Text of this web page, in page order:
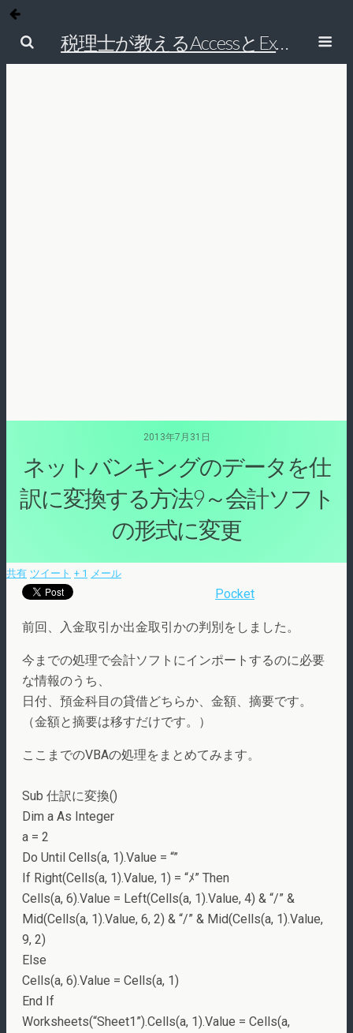
税理士が教えるAccessとExcelで経理の仕事を効率的にする方法
2013年7月31日
ネットバンキングのデータを仕
訳に変換する方法9～会計ソフト
の形式に変更
共有 ツイート + 1 メール
Pocket
前回、入金取引か出金取引かの判別をしました。
今までの処理で会計ソフトにインポートするのに必要
な情報のうち、
日付、預金科目の貸借どちらか、金額、摘要です。
（金額と摘要は移すだけです。）
ここまでのVBAの処理をまとめてみます。
Sub 仕訳に変換()
Dim a As Integer
a = 2
Do Until Cells(a, 1).Value = “”
If Right(Cells(a, 1).Value, 1) = “ﾒ” Then
Cells(a, 6).Value = Left(Cells(a, 1).Value, 4) & “/” &
Mid(Cells(a, 1).Value, 6, 2) & “/” & Mid(Cells(a, 1).Value,
9, 2)
Else
Cells(a, 6).Value = Cells(a, 1)
End If
Worksheets(“Sheet1”).Cells(a, 1).Value = Cells(a,